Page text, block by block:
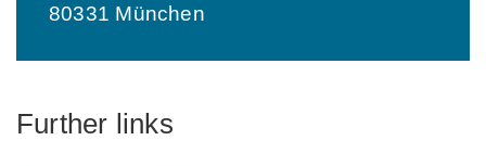
80331 München
Further links